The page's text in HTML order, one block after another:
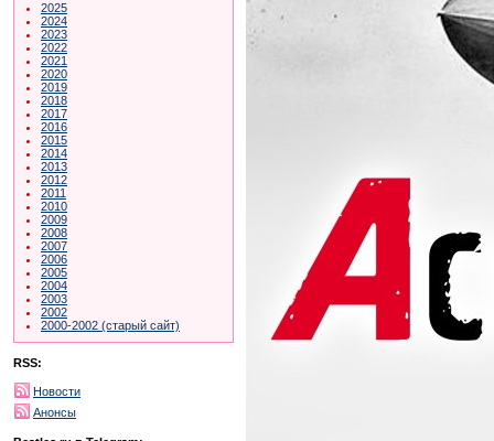
2025
2024
2023
2022
2021
2020
2019
2018
2017
2016
2015
2014
2013
2012
2011
2010
2009
2008
2007
2006
2005
2004
2003
2002
2000-2002 (старый сайт)
RSS:
Новости
Анонсы